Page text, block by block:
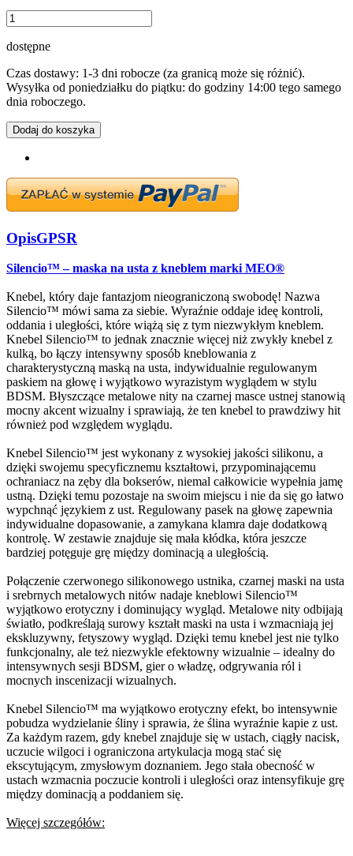
dostępne
Czas dostawy: 1-3 dni robocze (za granicą może się różnić).
Wysyłka od poniedziałku do piątku: do godziny 14:00 tego samego
dnia roboczego.
Dodaj do koszyka
OpisGPSR
Silencio™ – maska na usta z kneblem marki MEO®
Knebel, który daje fantazjom nieograniczoną swobodę! Nazwa
Silencio™ mówi sama za siebie. Wyraźnie oddaje ideę kontroli,
oddania i uległości, które wiążą się z tym niezwykłym kneblem.
Knebel Silencio™ to jednak znacznie więcej niż zwykły knebel z
kulką, bo łączy intensywny sposób kneblowania z
charakterystyczną maską na usta, indywidualnie regulowanym
paskiem na głowę i wyjątkowo wyrazistym wyglądem w stylu
BDSM. Błyszczące metalowe nity na czarnej masce ustnej stanowią
mocny akcent wizualny i sprawiają, że ten knebel to prawdziwy hit
również pod względem wyglądu.
Knebel Silencio™ jest wykonany z wysokiej jakości silikonu, a
dzięki swojemu specyficznemu kształtowi, przypominającemu
ochraniacz na zęby dla bokserów, niemal całkowicie wypełnia jamę
ustną. Dzięki temu pozostaje na swoim miejscu i nie da się go łatwo
wypchnąć językiem z ust. Regulowany pasek na głowę zapewnia
indywidualne dopasowanie, a zamykana klamra daje dodatkową
kontrolę. W zestawie znajduje się mała kłódka, która jeszcze
bardziej potęguje grę między dominacją a uległością.
Połączenie czerwonego silikonowego ustnika, czarnej maski na usta
i srebrnych metalowych nitów nadaje kneblowi Silencio™
wyjątkowo erotyczny i dominujący wygląd. Metalowe nity odbijają
światło, podkreślają surowy kształt maski na usta i wzmacniają jej
ekskluzywny, fetyszowy wygląd. Dzięki temu knebel jest nie tylko
funkcjonalny, ale też niezwykle efektowny wizualnie – idealny do
intensywnych sesji BDSM, gier o władzę, odgrywania ról i
mocnych inscenizacji wizualnych.
Knebel Silencio™ ma wyjątkowo erotyczny efekt, bo intensywnie
pobudza wydzielanie śliny i sprawia, że ślina wyraźnie kapie z ust.
Za każdym razem, gdy knebel znajduje się w ustach, ciągły nacisk,
uczucie wilgoci i ograniczona artykulacja mogą stać się
ekscytującym, zmysłowym doznaniem. Jego stała obecność w
ustach wzmacnia poczucie kontroli i uległości oraz intensyfikuje grę
między dominacją a poddaniem się.
Więcej szczegółów: